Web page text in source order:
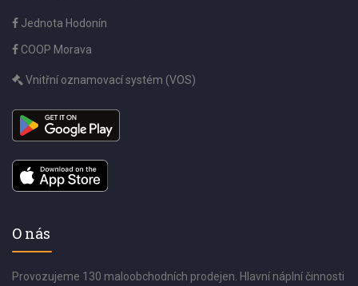
Jednota Hodonín
COOP Morava
Vnitřní oznamovací systém (VOS)
O nás
Provozujeme 130 maloobchodních prodejen. Hlavní náplní činnosti